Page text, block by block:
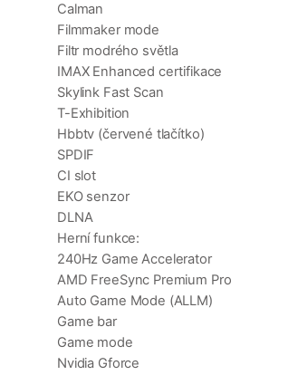
Calman
Filmmaker mode
Filtr modrého světla
IMAX Enhanced certifikace
Skylink Fast Scan
T-Exhibition
Hbbtv (červené tlačítko)
SPDIF
CI slot
EKO senzor
DLNA
Herní funkce:
240Hz Game Accelerator
AMD FreeSync Premium Pro
Auto Game Mode (ALLM)
Game bar
Game mode
Nvidia Gforce